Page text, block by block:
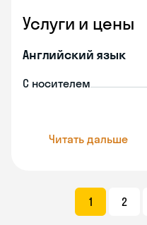
Услуги и цены
Английский язык
С носителем
Читать дальше
1 2